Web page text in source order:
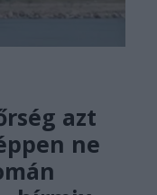
azt
ne